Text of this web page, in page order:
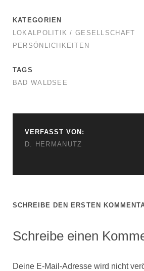
KATEGORIEN
LOKALPOLITIK / GESELLSCHAFT
PERSÖNLICHKEITEN
TAGS
BAD WALDSEE
VERFASST VON:
D. HERMANUTZ
SCHREIBE DEN ERSTEN
Schreibe einen
Deine E-Mail-Adresse wird nicht